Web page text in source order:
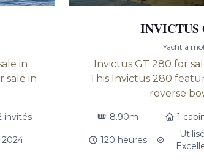
in
sale in
invités
2024
INVICTUS
Yacht à
Invictus GT 280 for
This Invictus 280
reverse
8.90m 1
120 heures